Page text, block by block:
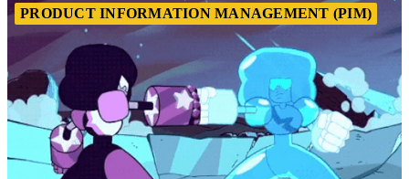
PRODUCT INFORMATION MANAGEMENT (PIM)